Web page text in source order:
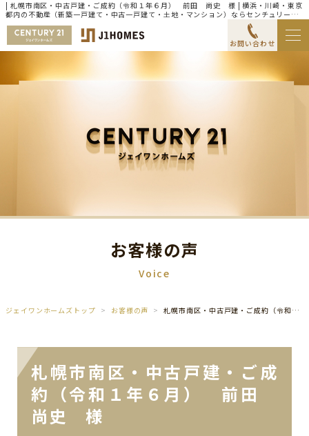
| 札幌市南区・中古戸建・ご成約（令和１年６月） 前田 尚史 様 | 横浜・川崎・東京
都内の不動産（新築一戸建て・中古一戸建て・土地・マンション）ならセンチュリー21
ジェイワンホームズ
お問い合わせ
お客様の声
Voice
ジェイワンホームズトップ お客様の声 札幌市南区・中古戸建・ご成約（令和１年６月） 前田 尚史 様
札幌市南区・中古戸建・ご成
約（令和１年６月） 前田
尚史 様